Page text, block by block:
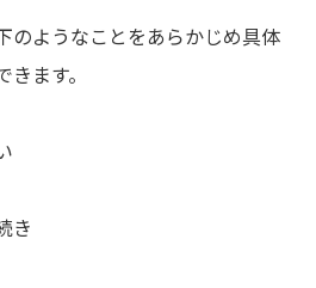
のようなことをあらかじめ具体
ます。
き